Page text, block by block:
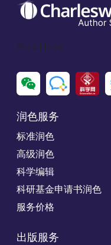
Social Icon
润色服务
标准润色
高级润色
科学编辑
科研基金申请书润色
服务价格
出版服务